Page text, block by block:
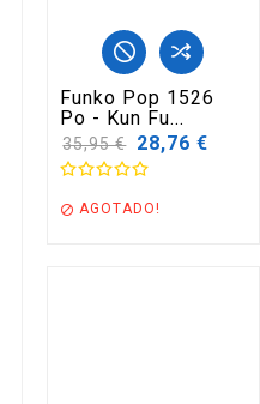
Funko Pop 1526
Po - Kun Fu...
Precio
base
35,95 € 28,76 €
 AGOTADO!